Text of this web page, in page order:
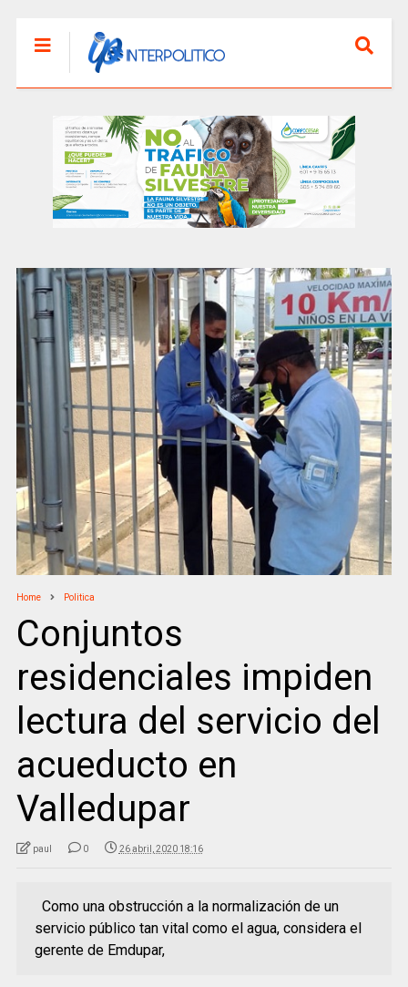
Home Politica
Conjuntos
residenciales impiden
lectura del servicio del
acueducto en
Valledupar
paul 0 26 abril, 2020 18:16
Como una obstrucción a la normalización de un
servicio público tan vital como el agua, considera el
gerente de Emdupar,